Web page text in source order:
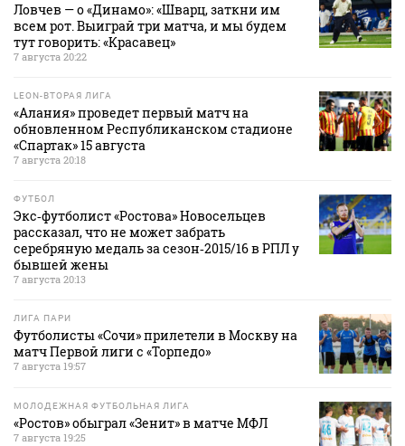
Ловчев — о «Динамо»: «Шварц, заткни им
всем рот. Выиграй три матча, и мы будем
тут говорить: «Красавец»
7 августа 20:22
LEON-ВТОРАЯ ЛИГА
«Алания» проведет первый матч на
обновленном Республиканском стадионе
«Спартак» 15 августа
7 августа 20:18
ФУТБОЛ
Экс‑футболист «Ростова» Новосельцев
рассказал, что не может забрать
серебряную медаль за сезон‑2015/16 в РПЛ у
бывшей жены
7 августа 20:13
ЛИГА ПАРИ
Футболисты «Сочи» прилетели в Москву на
матч Первой лиги с «Торпедо»
7 августа 19:57
МОЛОДЕЖНАЯ ФУТБОЛЬНАЯ ЛИГА
«Ростов» обыграл «Зенит» в матче МФЛ
7 августа 19:25